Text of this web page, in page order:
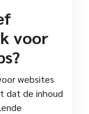
voor
websites
dat de inhoud